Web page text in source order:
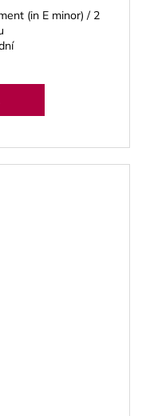
(in E minor) / 2